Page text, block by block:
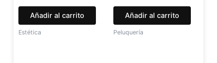
Añadir al carrito
Estética
Añadir al carrito
Peluquería